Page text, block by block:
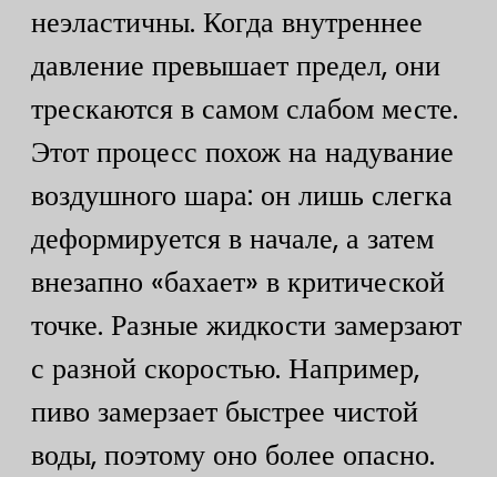
неэластичны. Когда внутреннее
давление превышает предел, они
трескаются в самом слабом месте.
Этот процесс похож на надувание
воздушного шара: он лишь слегка
деформируется в начале, а затем
внезапно «бахает» в критической
точке. Разные жидкости замерзают
с разной скоростью. Например,
пиво замерзает быстрее чистой
воды, поэтому оно более опасно.